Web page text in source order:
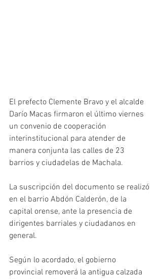
El prefecto Clemente Bravo y el alcalde
Darío Macas firmaron el último viernes
un convenio de cooperación
interinstitucional para atender de
manera conjunta las calles de 23
barrios y ciudadelas de Machala.
La suscripción del documento se realizó
en el barrio Abdón Calderón, de la
capital orense, ante la presencia de
dirigentes barriales y ciudadanos en
general.
Según lo acordado, el gobierno
provincial removerá la antigua calzada